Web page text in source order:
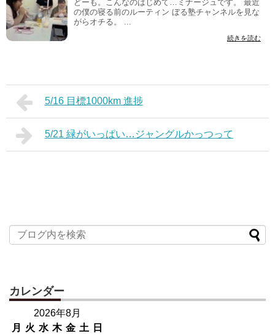
どーも。こんなのはじめて…ミナージュです。 最近
の僕の寝る前のルーティン ぼる塾チャンネルを見な
がらオチる。 ...
続きを読む
5/16 目標1000km 進捗
5/21 緑がいっぱい…ジャングルかっつって
カレンダー
2026年8月
月
火 水 木 金 土 日